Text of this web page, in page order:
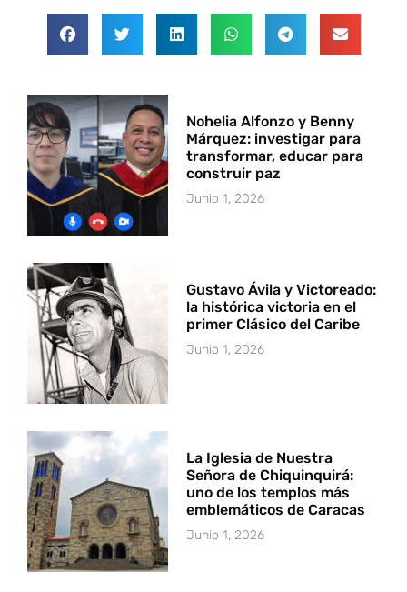
Nohelia Alfonzo y Benny
Márquez: investigar para
transformar, educar para
construir paz
Junio 1, 2026
Gustavo Ávila y Victoreado:
la histórica victoria en el
primer Clásico del Caribe
Junio 1, 2026
La Iglesia de Nuestra
Señora de Chiquinquirá:
uno de los templos más
emblemáticos de Caracas
Junio 1, 2026